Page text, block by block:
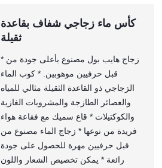
كأس ماء زجاجي شفاف بقاعدة
ثقيلة
* زجاج هايب بول مصنوع بأعلى جودة من
قبل حرفيين موهوبين. * كوب الماء
الزجاجي ذو القاعدة الثقيلة مثالي للمياه
والعصائر الطازجة والمشروبات الغازية
والكوكتيلات * قاع سميك مع فقاعة هواء
فريدة من نوعها * زجاج الماء مصنوع من
قبل حرفيين مهرة للحصول على جودة
رائعة * يمكن تخصيص الشعار واللون